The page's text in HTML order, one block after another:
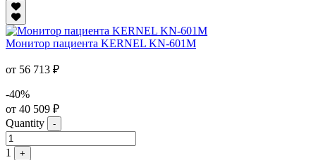
Монитор пациента KERNEL KN-601M
от 56 713 ₽
-40%
от 40 509 ₽
Quantity
-
1
+